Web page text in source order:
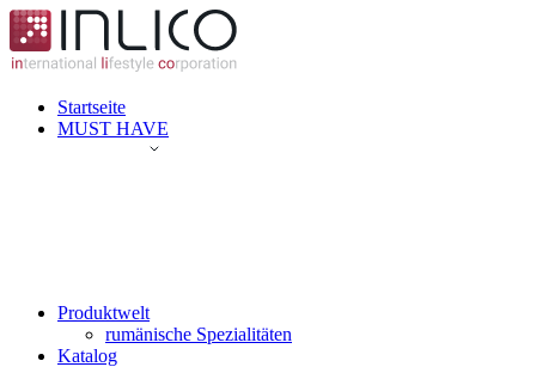
Startseite
MUST HAVE
Produktwelt
rumänische Spezialitäten
Katalog